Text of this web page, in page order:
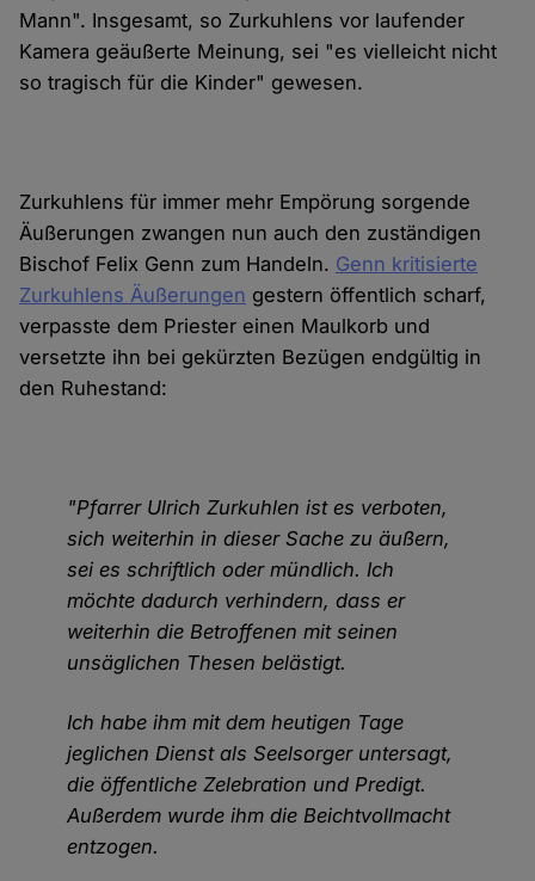
Mann". Insgesamt, so Zurkuhlens vor laufender
Kamera geäußerte Meinung, sei "es vielleicht nicht
so tragisch für die Kinder" gewesen.
Zurkuhlens für immer mehr Empörung sorgende
Äußerungen zwangen nun auch den zuständigen
Bischof Felix Genn zum Handeln. Genn kritisierte
Zurkuhlens Äußerungen gestern öffentlich scharf,
verpasste dem Priester einen Maulkorb und
versetzte ihn bei gekürzten Bezügen endgültig in
den Ruhestand:
"Pfarrer Ulrich Zurkuhlen ist es verboten,
sich weiterhin in dieser Sache zu äußern,
sei es schriftlich oder mündlich. Ich
möchte dadurch verhindern, dass er
weiterhin die Betroffenen mit seinen
unsäglichen Thesen belästigt.
Ich habe ihm mit dem heutigen Tage
jeglichen Dienst als Seelsorger untersagt,
die öffentliche Zelebration und Predigt.
Außerdem wurde ihm die Beichtvollmacht
entzogen.